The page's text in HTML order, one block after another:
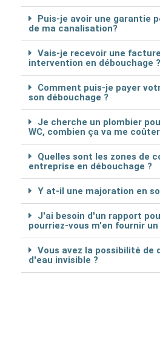
Puis-je avoir une garantie
de ma canalisation?
Vais-je recevoir une
intervention en débouchage ?
Comment puis-je payer
son débouchage ?
Je cherche un plombier
WC, combien ça va me
Quelles sont les zones de
entreprise en débouchage ?
Y at-il une majoration en
J'ai besoin d'un rapport
pourriez-vous m'en fournir un
Vous avez la possibilité
d'eau invisible ?